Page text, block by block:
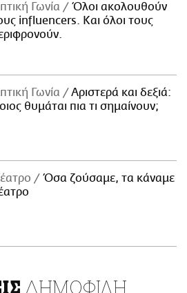
Γωνία
Όλοι ακολουθούν
influencers. Και όλοι τους
Γωνία
Αριστερά και δεξιά:
θυμάται πια τι σημαίνουν;
Όσα ζούσαμε, τα κάναμε
ΔΗΜΟΦΙΛΗ